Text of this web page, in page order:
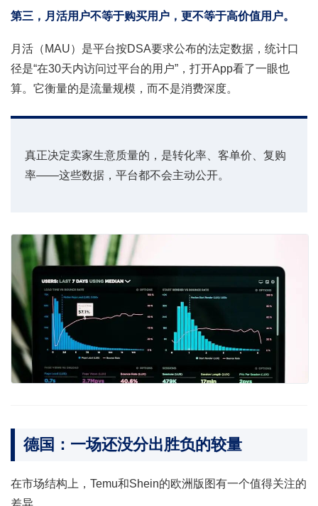
第三，月活用户不等于购买用户，更不等于高价值用户。
月活（MAU）是平台按DSA要求公布的法定数据，统计口
径是“在30天内访问过平台的用户”，打开App看了一眼也
算。它衡量的是流量规模，而不是消费深度。
真正决定卖家生意质量的，是转化率、客单价、复购
率——这些数据，平台都不会主动公开。
德国：一场还没分出胜负的较量
在市场结构上，Temu和Shein的欧洲版图有一个值得关注的
差异。